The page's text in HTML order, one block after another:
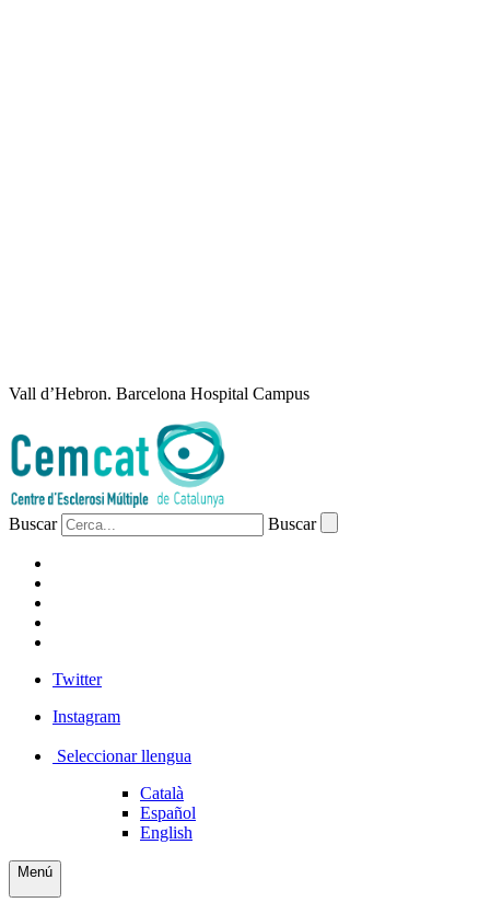
Vall d’Hebron. Barcelona Hospital Campus
Buscar Buscar
Twitter
Instagram
Seleccionar llengua
Català
Español
English
Menú